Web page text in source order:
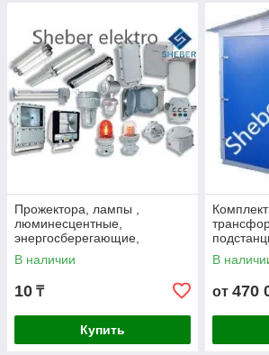
Прожектора, лампы ,
люминесцентные,
энергосберегающие,
светодиодные, натриевые
ДНАТ, ртутные ДРЛ,
галогенные
В наличии
10 ₸
Купить
630кВА
В
от 470